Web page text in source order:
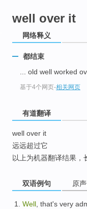
well over it
网络释义
都结束
... old well worked
基于4个网页-相关网页
有道翻译
well over it
远远超过它
以上为机器翻译结果，
双语例句 原
Well that's very